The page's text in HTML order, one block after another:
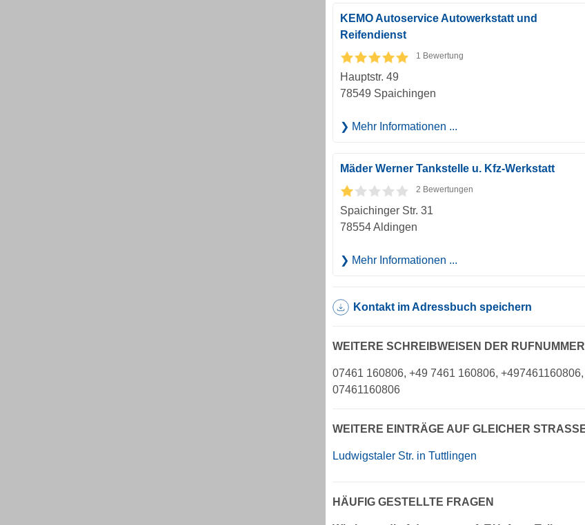
KEMO Autoservice Autowerkstatt und
Reifendienst
1 Bewertung
Hauptstr. 49
78549 Spaichingen
Mehr Informationen ...
Mäder Werner Tankstelle u. Kfz-Werkstatt
2 Bewertungen
Spaichinger Str. 31
78554 Aldingen
Mehr Informationen ...
Kontakt im Adressbuch speichern
WEITERE SCHREIBWEISEN DER RUFNUMMER
07461 160806, +49 7461 160806, +497461160806,
07461160806
WEITERE EINTRÄGE AUF GLEICHER STRASSE
Ludwigstaler Str. in Tuttlingen
HÄUFIG GESTELLTE FRAGEN